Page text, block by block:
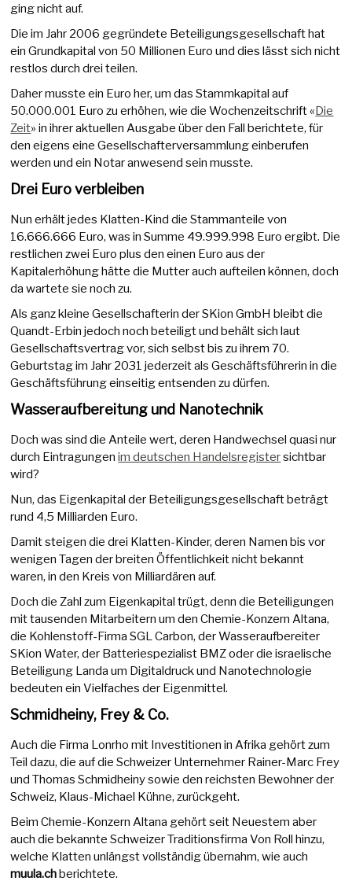
ging nicht auf.
Die im Jahr 2006 gegründete Beteiligungsgesellschaft hat
ein Grundkapital von 50 Millionen Euro und dies lässt sich nicht
restlos durch drei teilen.
Daher musste ein Euro her, um das Stammkapital auf
50.000.001 Euro zu erhöhen, wie die Wochenzeitschrift «Die
Zeit» in ihrer aktuellen Ausgabe über den Fall berichtete, für
den eigens eine Gesellschafterversammlung einberufen
werden und ein Notar anwesend sein musste.
Drei Euro verbleiben
Nun erhält jedes Klatten-Kind die Stammanteile von
16.666.666 Euro, was in Summe 49.999.998 Euro ergibt. Die
restlichen zwei Euro plus den einen Euro aus der
Kapitalerhöhung hätte die Mutter auch aufteilen können, doch
da wartete sie noch zu.
Als ganz kleine Gesellschafterin der SKion GmbH bleibt die
Quandt-Erbin jedoch noch beteiligt und behält sich laut
Gesellschaftsvertrag vor, sich selbst bis zu ihrem 70.
Geburtstag im Jahr 2031 jederzeit als Geschäftsführerin in die
Geschäftsführung einseitig entsenden zu dürfen.
Wasseraufbereitung und Nanotechnik
Doch was sind die Anteile wert, deren Handwechsel quasi nur
durch Eintragungenim deutschen Handelsregistersichtbar
wird?
Nun, das Eigenkapital der Beteiligungsgesellschaft beträgt
rund 4,5 Milliarden Euro.
Damit steigen die drei Klatten-Kinder, deren Namen bis vor
wenigen Tagen der breiten Öffentlichkeit nicht bekannt
waren, in den Kreis von Milliardären auf.
Doch die Zahl zum Eigenkapital trügt, denn die Beteiligungen
mit tausenden Mitarbeitern um den Chemie-Konzern Altana,
die Kohlenstoff-Firma SGL Carbon, der Wasseraufbereiter
SKion Water, der Batteriespezialist BMZ oder die israelische
Beteiligung Landa um Digitaldruck und Nanotechnologie
bedeuten ein Vielfaches der Eigenmittel.
Schmidheiny, Frey & Co.
Auch die Firma Lonrho mit Investitionen in Afrika gehört zum
Teil dazu, die auf die Schweizer Unternehmer Rainer-Marc Frey
und Thomas Schmidheiny sowie den reichsten Bewohner der
Schweiz, Klaus-Michael Kühne, zurückgeht.
Beim Chemie-Konzern Altana gehört seit Neuestem aber
auch die bekannte Schweizer Traditionsfirma Von Roll hinzu,
welche Klatten unlängst vollständig übernahm, wie auch
muula.chberichtete.